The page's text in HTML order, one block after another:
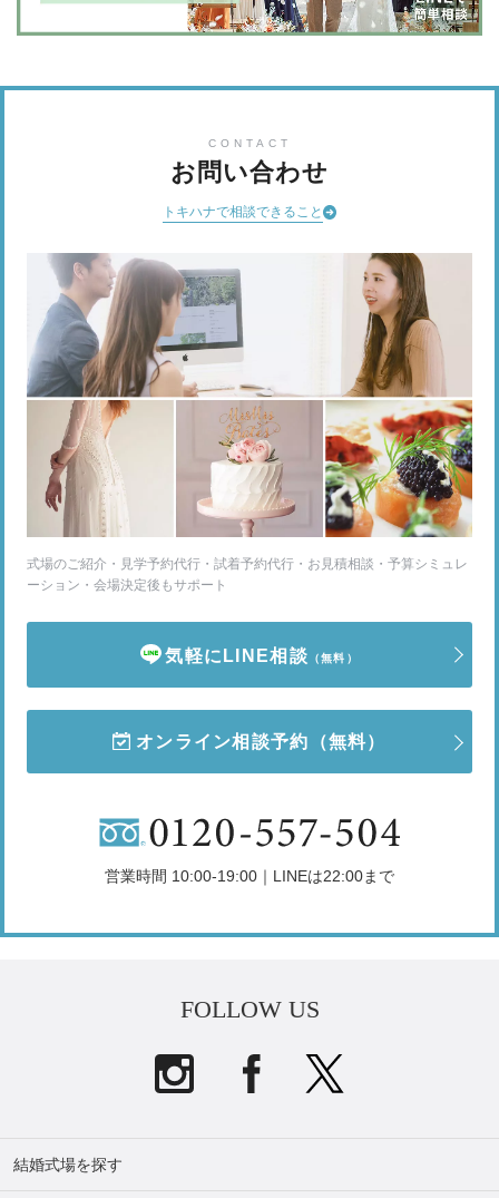
CONTACT
お問い合わせ
トキハナで相談できること
式場のご紹介・見学予約代行・試着予約代行・お見積相談・予算シミュレ
ーション・会場決定後もサポート
気軽にLINE相談 （無料）
オンライン相談予約 （無料）
営業時間 10:00-19:00｜LINEは22:00まで
FOLLOW US
結婚式場を探す